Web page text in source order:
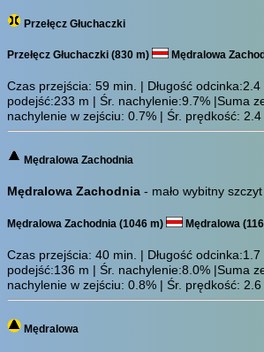
Przełęcz Głuchaczki
Przełęcz Głuchaczki (830 m) Mędralowa
Czas przejścia: 59 min.
| Długość
podejść:233 m | Śr. nachylenie:9.7% |Suma
nachylenie w zejściu: 0.7% | Śr. prędkość: 2.4
Mędralowa Zachodnia
Mędralowa Zachodnia - mało wybitny
Mędralowa Zachodnia (1046 m) Mędralowa
Czas przejścia: 40 min.
| Długość
podejść:136 m | Śr. nachylenie:8.0% |Suma
nachylenie w zejściu: 0.8% | Śr. prędkość: 2.6
Mędralowa